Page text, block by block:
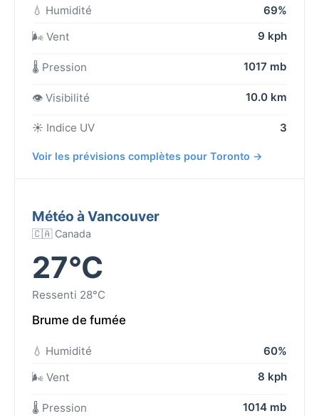
💧 Humidité
69%
🌬️ Vent
9 kph
🌡️ Pression 1017 mb
👁️ Visibilité 10.0 km
☀️ Indice UV 3
Voir les prévisions complètes pour Toronto →
Météo à Vancouver
🇨🇦 Canada
27°C
Ressenti 28°C
Brume de fumée
💧 Humidité
60%
🌬️ Vent
8 kph
🌡️ Pression 1014 mb